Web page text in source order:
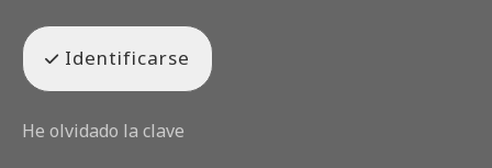
Identificarse
He olvidado la clave